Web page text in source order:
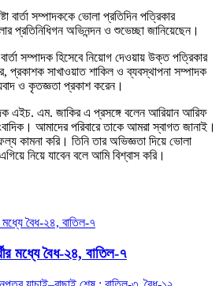
সম্পাদককে ভোলা প্রতিদিন পত্রিকার
প্রতিনিধিগন অভিনন্দন ও শুভেচ্ছা জানিয়েছেন।
সম্পাদক হিসেবে নিয়োগ দেওয়ায় উক্ত পত্রিকার
প্রকাশক সাখাওয়াত শাকিল ও ব্যবস্থাপনা সম্পাদক
ও কৃতজ্ঞতা প্রকাশ করেন।
এইচ. এম. জাকির এ প্রসঙ্গে বলেন আরিয়ান আরিফ
আমাদের পরিবারে তাকে আমরা স্বাগত জানাই।
কামনা করি। তিনি তার অভিজ্ঞতা দিয়ে ভোলা
নিয়ে যাবেন বলে আমি বিশ্বাস করি।
মধ্যে বৈধ-২৪, বাতিল-৭